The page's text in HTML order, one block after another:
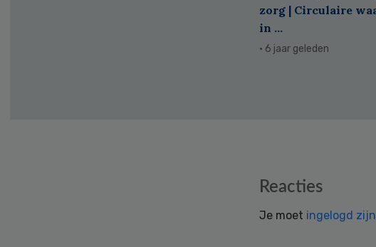
zorg | Circulaire
in ...
· 6 jaar geleden
Reacties
Je moet ingelogd